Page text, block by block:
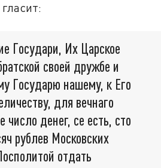
Государи, Их Царское
своей дружбе и
Государю нашему, к Его
для вечнаго
число денег, се есть, сто
рублев Московских
отдать